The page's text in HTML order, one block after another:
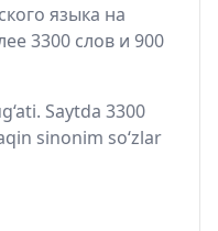
языка на
3300 слов и 900
Saytda 3300
sinonim so‘zlar